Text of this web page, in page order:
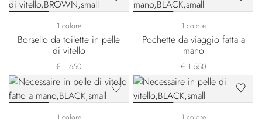
1 colore
Borsello da toilette in pelle
di vitello
€ 1.650
1 colore
Pochette da viaggio fatta a
mano
€ 1.550
1 colore 1 colore